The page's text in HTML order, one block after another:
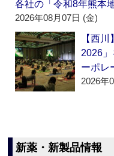
各社の「令和8年熊本
2026年08月07日 (金)
【西
2026」
ーポレ
2026年
新薬・新製品情報